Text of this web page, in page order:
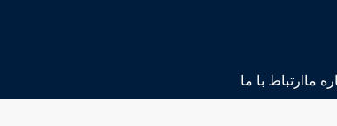
ما ارتباط با ما